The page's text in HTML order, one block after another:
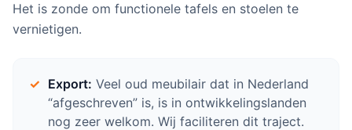
Het is zonde om functionele tafels en stoelen te
vernietigen.
Export: Veel oud meubilair dat in Nederland
“afgeschreven” is, is in ontwikkelingslanden
nog zeer welkom. Wij faciliteren dit traject.